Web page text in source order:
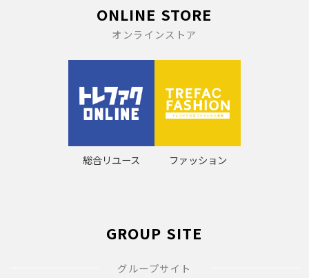
ONLINE STORE
オンラインストア
総合リユース ファッション
GROUP SITE
グループサイト